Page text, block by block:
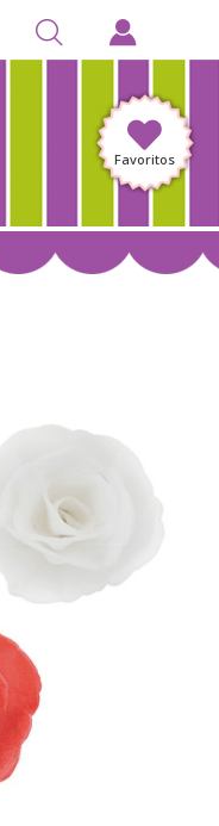
Favoritos